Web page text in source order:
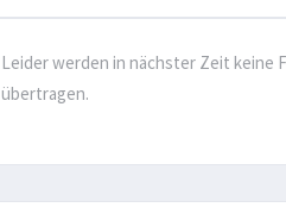
Leider werden in nächster Zeit keine
übertragen.